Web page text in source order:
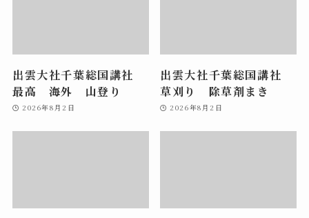
出雲大社千葉総国講社
最高 海外 山登り
2026年8月2日
出雲大社千葉総国講社
草刈り 除草剤まき
2026年8月2日